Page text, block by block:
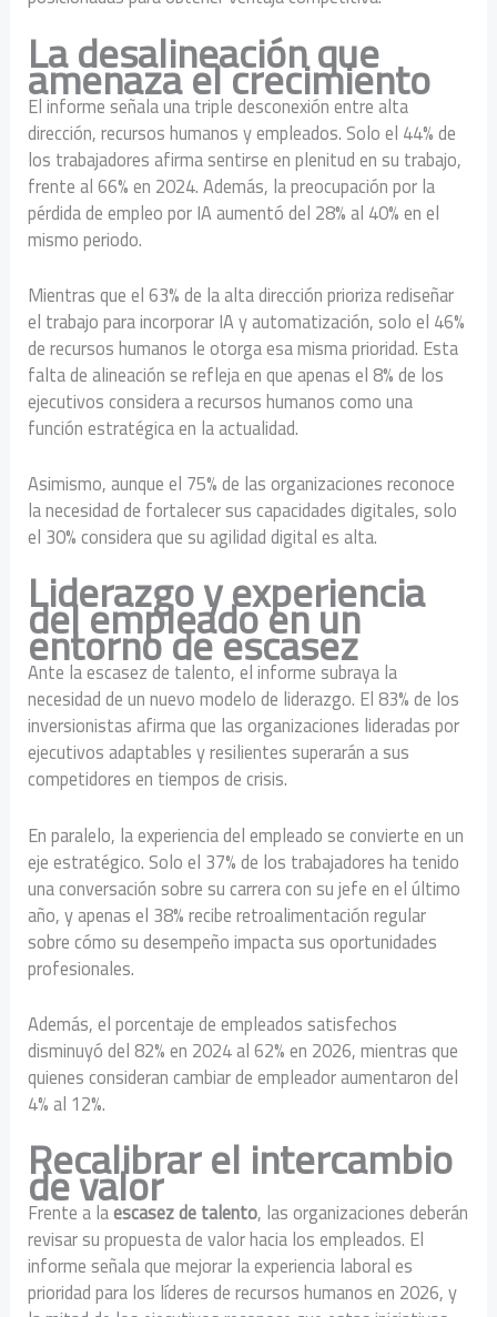
La desalineación que
amenaza el crecimiento
El informe señala una triple desconexión entre alta
dirección, recursos humanos y empleados. Solo el 44% de
los trabajadores afirma sentirse en plenitud en su trabajo,
frente al 66% en 2024. Además, la preocupación por la
pérdida de empleo por IA aumentó del 28% al 40% en el
mismo periodo.
Mientras que el 63% de la alta dirección prioriza rediseñar
el trabajo para incorporar IA y automatización, solo el 46%
de recursos humanos le otorga esa misma prioridad. Esta
falta de alineación se refleja en que apenas el 8% de los
ejecutivos considera a recursos humanos como una
función estratégica en la actualidad.
Asimismo, aunque el 75% de las organizaciones reconoce
la necesidad de fortalecer sus capacidades digitales, solo
el 30% considera que su agilidad digital es alta.
Liderazgo y experiencia
del empleado en un
entorno de escasez
Ante la escasez de talento, el informe subraya la
necesidad de un nuevo modelo de liderazgo. El 83% de los
inversionistas afirma que las organizaciones lideradas por
ejecutivos adaptables y resilientes superarán a sus
competidores en tiempos de crisis.
En paralelo, la experiencia del empleado se convierte en un
eje estratégico. Solo el 37% de los trabajadores ha tenido
una conversación sobre su carrera con su jefe en el último
año, y apenas el 38% recibe retroalimentación regular
sobre cómo su desempeño impacta sus oportunidades
profesionales.
Además, el porcentaje de empleados satisfechos
disminuyó del 82% en 2024 al 62% en 2026, mientras que
quienes consideran cambiar de empleador aumentaron del
4% al 12%.
Recalibrar el intercambio
de valor
Frente a laescasez de talento, las organizaciones deberán
revisar su propuesta de valor hacia los empleados. El
informe señala que mejorar la experiencia laboral es
prioridad para los líderes de recursos humanos en 2026, y